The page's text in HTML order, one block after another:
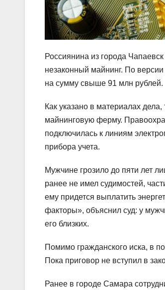
Россиянина из города
незаконный майнинг. По
на сумму свыше 91 млн рублей.
Как указано в материалах
майнинговую ферму.
подключилась к линиям
прибора учета.
Мужчине грозило до пяти лет
ранее не имел судимостей,
ему придется выплатить
факторы», объяснил суд: у
его близких.
Помимо гражданского иска, в
Пока приговор не вступил в
Ранее в городе Самара